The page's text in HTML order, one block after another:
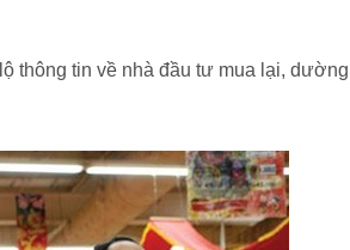
thông tin về nhà đầu tư mua lại, dường